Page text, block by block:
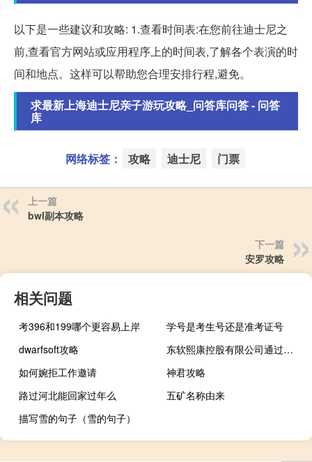
以下是一些建议和攻略: 1.查看时间表:在您前往迪士尼之
前,查看官方网站或应用程序上的时间表,了解各个表演的时
间和地点。这样可以帮助您合理安排行程,避免。
求最新上海迪士尼亲子游玩攻略_问答库问答 - 问答
库
网络标签： 攻略 迪士尼 门票
上一篇
bwl副本攻略
下一篇
安罗攻略
相关问题
考396和199哪个更容易上岸
学号是考生号还是准考证号
dwarfsoft攻略
东软熙康控股有限公司通过港交所上市聆讯
如何婉拒工作邀请
神君攻略
路过河北能回家过年么
五矿名称由来
描写雪的句子（雪的句子）